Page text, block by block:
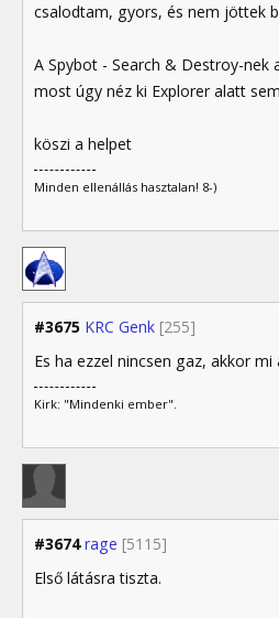
csalodtam, gyors, és nem jöttek
A Spybot - Search & Destroy-nek
most úgy néz ki Explorer alatt
köszi a helpet
Minden ellenállás hasztalan! 8-)
#3675 KRC Genk [255]
Es ha ezzel nincsen gaz, akkor
Kirk: "Mindenki ember".
#3674 rage [5115]
Első látásra tiszta.